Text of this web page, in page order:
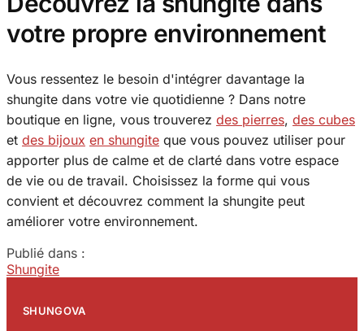
votre propre environnement
Vous ressentez le besoin d'intégrer davantage la
shungite dans votre vie quotidienne ? Dans notre
boutique en ligne, vous trouverez des pierres, des cubes
et des bijoux en shungite que vous pouvez utiliser pour
apporter plus de calme et de clarté dans votre espace
de vie ou de travail. Choisissez la forme qui vous
convient et découvrez comment la shungite peut
améliorer votre environnement.
Publié dans :
Shungite
SHUNGOVA